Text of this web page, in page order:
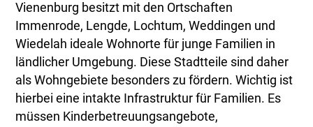
Vienenburg besitzt mit den Ortschaften
Immenrode, Lengde, Lochtum, Weddingen und
Wiedelah ideale Wohnorte für junge Familien in
ländlicher Umgebung. Diese Stadtteile sind daher
als Wohngebiete besonders zu fördern. Wichtig ist
hierbei eine intakte Infrastruktur für Familien. Es
müssen Kinderbetreuungsangebote,